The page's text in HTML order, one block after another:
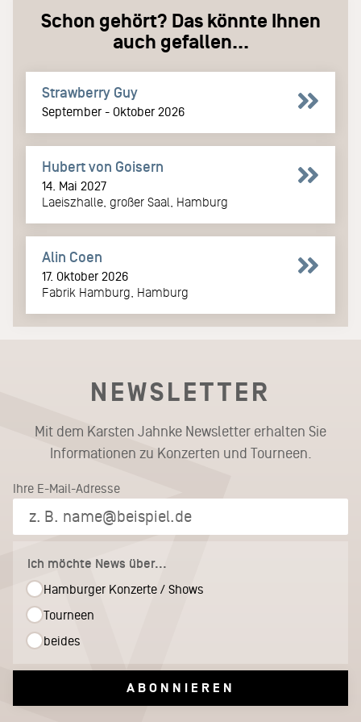
Schon gehört? Das könnte Ihnen
auch gefallen...
Strawberry Guy
September - Oktober 2026
Hubert von Goisern
14. Mai 2027
Laeiszhalle, großer Saal, Hamburg
Alin Coen
17. Oktober 2026
Fabrik Hamburg, Hamburg
NEWSLETTER
Mit dem Karsten Jahnke Newsletter erhalten Sie
Informationen zu Konzerten und Tourneen.
Ihre E-Mail-Adresse
Ich möchte News über...
Hamburger Konzerte / Shows
Tourneen
beides
ABONNIEREN